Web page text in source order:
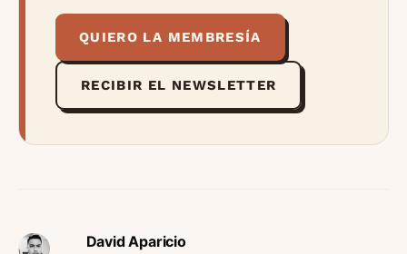
QUIERO LA MEMBRESÍA
RECIBIR EL NEWSLETTER
David Aparicio